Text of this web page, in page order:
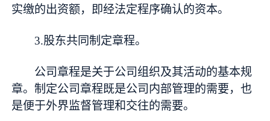
实缴的出资额，即经法定程序确认的资本。
3.股东共同制定章程。
公司章程是关于公司组织及其活动的基本规
章。制定公司章程既是公司内部管理的需要，也
是便于外界监督管理和交往的需要。